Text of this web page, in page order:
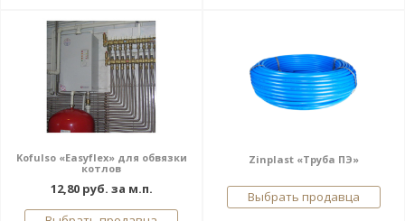
Kofulso «Easyflex» для обвязки
котлов
12,80 руб. за м.п.
Zinplast «Труба ПЭ»
Выбрать продавца